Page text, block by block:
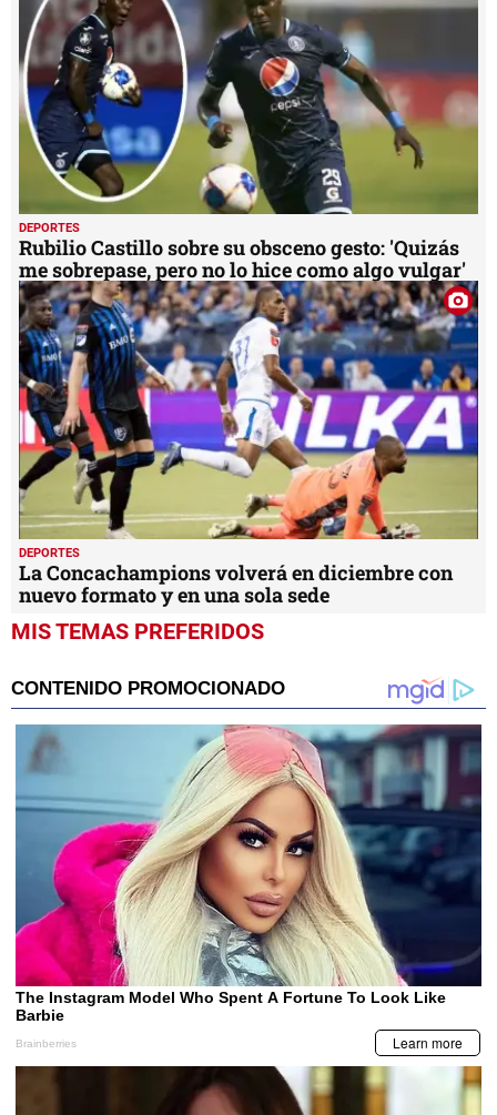
DEPORTES
Rubilio Castillo sobre su obsceno gesto: 'Quizás
me sobrepase, pero no lo hice como algo vulgar'
DEPORTES
La Concachampions volverá en diciembre con
nuevo formato y en una sola sede
MIS TEMAS PREFERIDOS